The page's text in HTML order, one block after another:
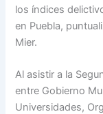
los índices
en Puebla,
Mier.
Al asistir a la
entre Gobierno
Universidades,